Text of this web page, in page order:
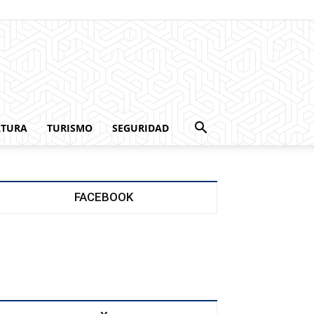
TURISMO SEGURIDAD
FACEBOOK